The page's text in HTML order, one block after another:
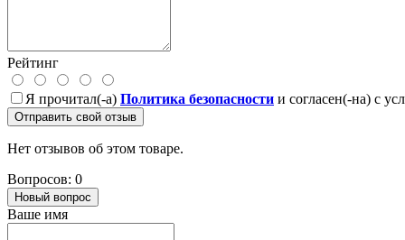
Рейтинг
Я прочитал(-а) Политика безопасности и согласен(-на) с
Отправить свой отзыв
Нет отзывов об этом товаре.
Вопросов: 0
Новый вопрос
Ваше имя